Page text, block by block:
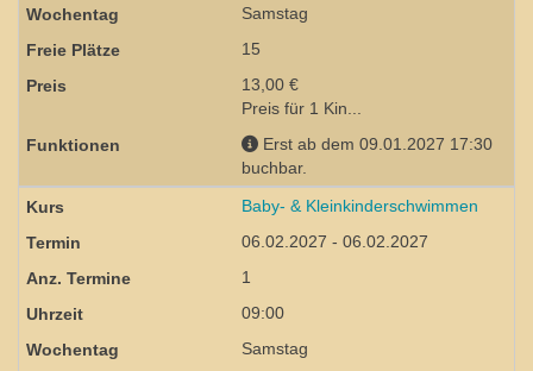
Samstag
15
13,00 €
Preis für 1 Kin...
Erst ab dem 09.01.2027 17:30
buchbar.
Baby- & Kleinkinderschwimmen
06.02.2027 - 06.02.2027
1
09:00
Samstag